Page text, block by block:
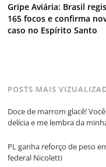
Gripe Aviária: Brasil
165 focos e confirma
caso no Espírito Santo
POSTS MAIS
Doce de marrom glacê!
delícia e me lembra da
PL ganha reforço de peso
federal Nicoletti